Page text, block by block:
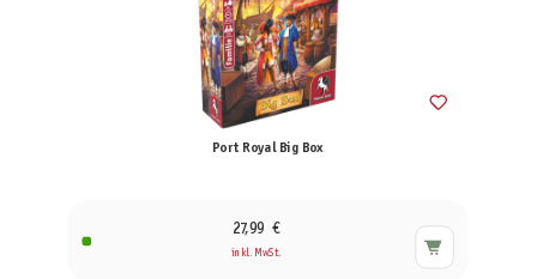
Port Royal Big Box
27,99 €
inkl. MwSt.